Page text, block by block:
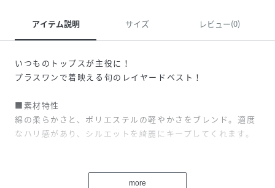
アイテム説明 サイズ レビュー(0)
いつものトップスが主役に！
プラスワンで着映える旬のレイヤードベスト！
■素材特性
綿の柔らかさと、ポリエステルの軽やかさをブレンド。適度
なハリ感があり、シルエットを綺麗にキープしてくれます。
ヴィンテージライクなクラフトレースが目を惹く、ジップア
more